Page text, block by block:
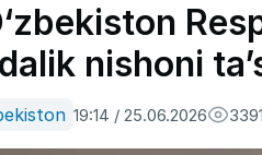
nishoni
19:14 / 25.06.2026 3391